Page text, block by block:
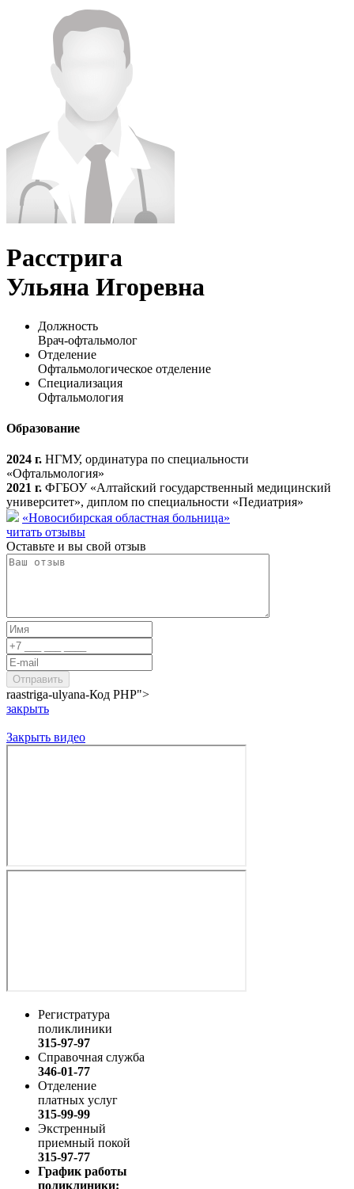
Расстрига
Ульяна Игоревна
Должность
Врач-офтальмолог
Отделение
Офтальмологическое отделение
Специализация
Офтальмология
Образование
2024 г. НГМУ, ординатура по специальности
«Офтальмология»
2021 г. ФГБОУ «Алтайский государственный медицинский
университет», диплом по специальности «Педиатрия»
«Новосибирская областная больница»
читать отзывы
Оставьте и вы свой отзыв
raastriga-ulyana-Код PHP">
закрыть
Закрыть видео
Регистратура
поликлиники
315-97-97
Справочная служба
346-01-77
Отделение
платных услуг
315-99-99
Экстренный
приемный покой
315-97-77
График работы
поликлиники: